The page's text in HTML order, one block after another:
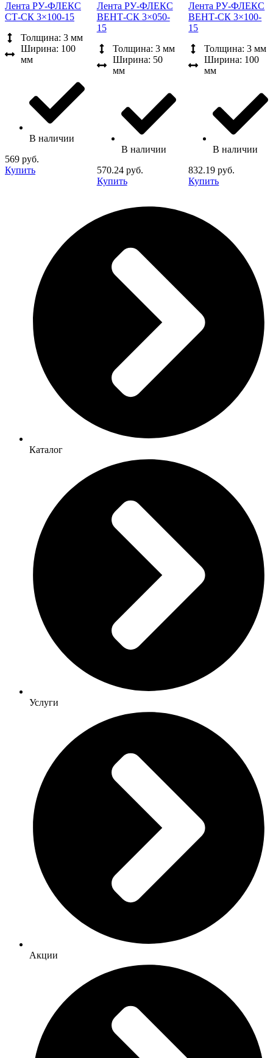
Лента РУ-ФЛЕКС
СТ-СК 3×100-15
Толщина: 3 мм
Ширина: 100
мм
В наличии
569 руб.
Купить
Лента РУ-ФЛЕКС
ВЕНТ-СК 3×050-
15
Толщина: 3 мм
Ширина: 50
мм
В наличии
570.24 руб.
Купить
Лента РУ-ФЛЕКС
ВЕНТ-СК 3×100-
15
Толщина: 3 мм
Ширина: 100
мм
В наличии
832.19 руб.
Купить
Каталог
Услуги
Акции